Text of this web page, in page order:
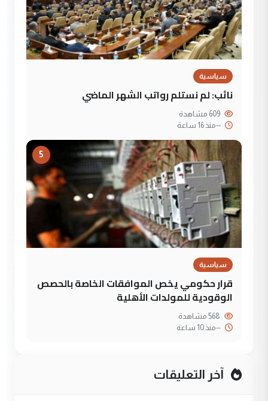
سياسية
نائب: لم نستلم رواتب الشهر الماضي
--منذ 16 ساعة
5
سياسية
قرار حكومي يخص الموافقات الخاصة بالحصص
الوقودية للمولدات الأهلية
--منذ 10 ساعة
آخر التعليقات